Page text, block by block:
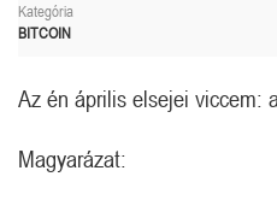
Kategória
BITCOIN
Az én április elsejei viccem:
Magyarázat: